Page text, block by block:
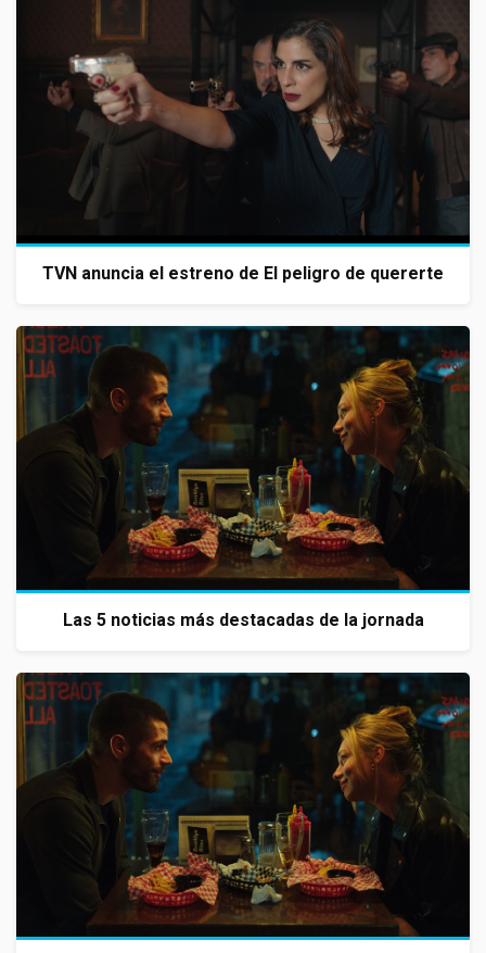
TVN anuncia el estreno de El peligro de quererte
Las 5 noticias más destacadas de la jornada